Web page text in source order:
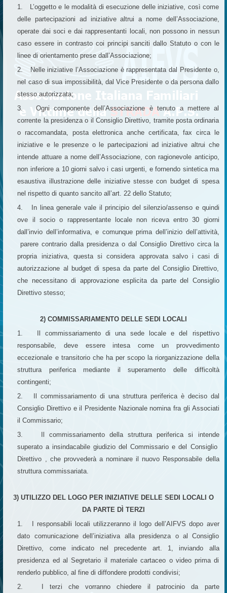
1. L’oggetto e le modalità di esecuzione delle iniziative, così come
delle partecipazioni ad iniziative altrui a nome dell’Associazione,
operate dai soci e dai rappresentanti locali, non possono in nessun
caso essere in contrasto coi principi sanciti dallo Statuto o con le
linee di orientamento prese dall’Associazione;
2. Nelle iniziative l’Associazione è rappresentata dal Presidente o,
nel caso di sua impossibilità, dal Vice Presidente o da persona dallo
stesso autorizzata;
3. Ogni componente dell’Associazione è tenuto a mettere al
corrente la presidenza o il Consiglio Direttivo, tramite posta ordinaria
o raccomandata, posta elettronica anche certificata, fax circa le
iniziative e le presenze o le partecipazioni ad iniziative altrui che
intende attuare a nome dell’Associazione, con ragionevole anticipo,
non inferiore a 10 giorni salvo i casi urgenti, e fornendo sintetica ma
esaustiva illustrazione delle iniziative stesse con budget di spesa
nel rispetto di quanto sancito all’art. 22 dello Statuto;
4. In linea generale vale il principio del silenzio/assenso e quindi
ove il socio o rappresentante locale non riceva entro 30 giorni
dall’invio dell’informativa, e comunque prima dell’inizio dell’attività,
parere contrario dalla presidenza o dal Consiglio Direttivo circa la
propria iniziativa, questa si considera approvata salvo i casi di
autorizzazione al budget di spesa da parte del Consiglio Direttivo,
che necessitano di approvazione esplicita da parte del Consiglio
Direttivo stesso;
2) COMMISSARIAMENTO DELLE SEDI LOCALI
1. Il commissariamento di una sede locale e del rispettivo
responsabile, deve essere intesa come un provvedimento
eccezionale e transitorio che ha per scopo la riorganizzazione della
struttura periferica mediante il superamento delle difficoltà
contingenti;
2. Il commissariamento di una struttura periferica è deciso dal
Consiglio Direttivo e il Presidente Nazionale nomina fra gli Associati
il Commissario;
3. Il commissariamento della struttura periferica si intende
superato a insindacabile giudizio del Commissario e del Consiglio
Direttivo , che provvederà a nominare il nuovo Responsabile della
struttura commissariata.
3) UTILIZZO DEL LOGO PER INIZIATIVE DELLE SEDI LOCALI O
DA PARTE DÌ TERZI
1. I responsabili locali utilizzeranno il logo dell’AIFVS dopo aver
dato comunicazione dell’iniziativa alla presidenza o al Consiglio
Direttivo, come indicato nel precedente art. 1, inviando alla
presidenza ed al Segretario il materiale cartaceo o video prima di
renderlo pubblico, al fine di diffondere prodotti condivisi;
2. I terzi che vorranno chiedere il patrocinio da parte